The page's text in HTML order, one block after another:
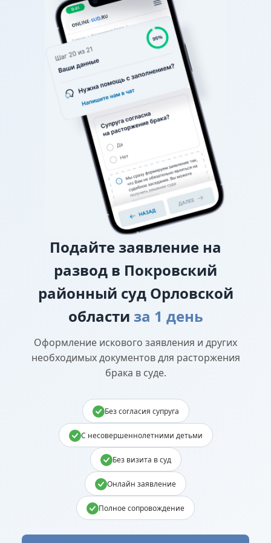
общение. Если вы не можете договориться о
графике (например, в какие дни недели, на сколько
часов, с ночевкой или без), спор разрешает
районный суд.
О взыскании алиментов
Если нет соглашения об
уплате алиментов, заверенного у нотариуса, то
требование о взыскании алиментов заявляется в
исковом заявлении о разводе.
О лишении или ограничении родительских
Подайте заявление на
развод в Покровский
районный суд Орловской
области за 1 день
Оформление искового заявления и других
необходимых документов для расторжения
брака в суде.
Без согласия супруга
С несовершеннолетними детьми
Без визита в суд
Онлайн заявление
Полное сопровождение